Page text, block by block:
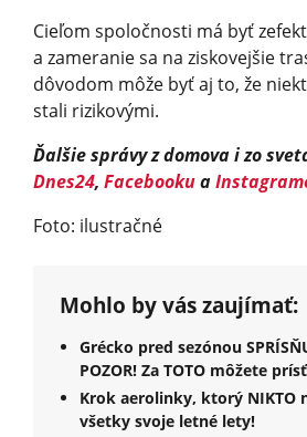
Cieľom spoločnosti má byť
a zameranie sa na ziskovejšie
dôvodom môže byť aj to, že
stali rizikovými.
Ďalšie správy z domova i zo
Dnes24, Facebookua
Foto: ilustračné
Mohlo by vás zaujímať:
Grécko pred sezónou
POZOR! Za TOTO môžete
Krok aerolinky, ktorý NIKTO
všetky svoje letné lety!